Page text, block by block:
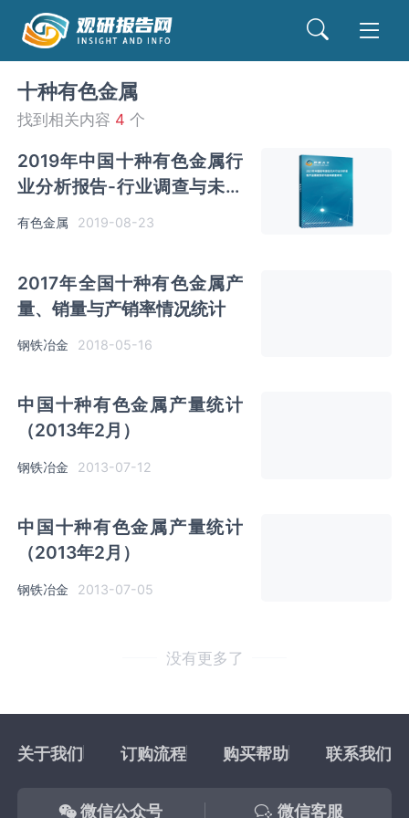
十种有色金属
找到相关内容 4 个
2019年中国十种有色金属行
业分析报告-行业调查与未来
趋势研究
有色金属 2019-08-23
2017年全国十种有色金属产
量、销量与产销率情况统计
钢铁冶金 2018-05-16
中国十种有色金属产量统计
（2013年2月）
钢铁冶金 2013-07-12
中国十种有色金属产量统计
（2013年2月）
钢铁冶金 2013-07-05
没有更多了
关于我们 订购流程 购买帮助 联系我们
微信公众号 微信客服